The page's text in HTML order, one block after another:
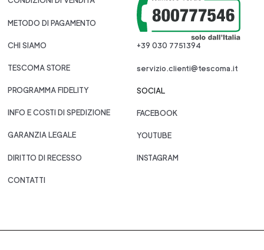
METODO DI PAGAMENTO
CHI SIAMO
TESCOMA STORE
PROGRAMMA FIDELITY
INFO E COSTI DI SPEDIZIONE
GARANZIA LEGALE
DIRITTO DI RECESSO
CONTATTI
+39 030 7751394
servizio.clienti@tescoma.it
SOCIAL
FACEBOOK
YOUTUBE
INSTAGRAM